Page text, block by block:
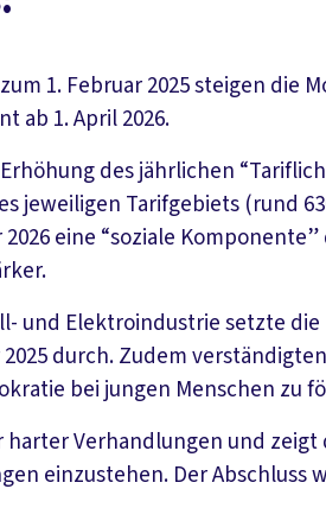
1. Februar 2025 steigen die
ab 1. April 2026.
des jährlichen
jeweiligen Tarifgebiets (rund
eine “soziale
und Elektroindustrie setzte
durch. Zudem
bei jungen Menschen zu
harter Verhandlungen und
einzustehen. Der Abschluss